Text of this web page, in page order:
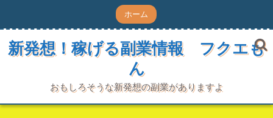
テ
プ
ホーム
新発想！稼げる副業情報 フクエも
ん
おもしろそうな新発想の副業がありますよ